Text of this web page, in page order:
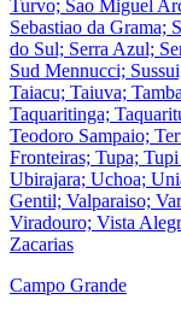
Turvo; Sao Miguel
Sebastiao da Grama;
do Sul; Serra Azul;
Sud Mennucci;
Taiacu; Taiuva;
Taquaritinga;
Teodoro Sampaio;
Fronteiras; Tupa;
Ubirajara; Uchoa;
Gentil; Valparaiso;
Viradouro; Vista
Zacarias
Campo Grande